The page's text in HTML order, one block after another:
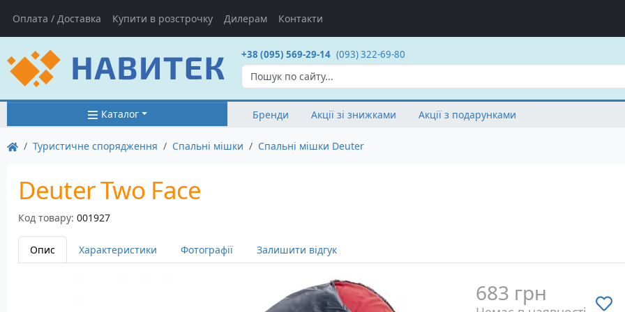
Оплата / Доставка Купити в розстрочку Дилерам Контакти
+38 (095) 569-29-14 (093) 322-69-80
Каталог Бренди Акції зі знижками Акції з подарунками
Туристичне спорядження Спальні мішки Спальні мішки Deuter
Deuter Two Face
Код товару: 001927
Опис Характеристики Фотографії Залишити відгук
683 грн